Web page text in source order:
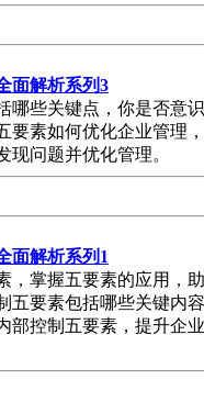
面解析系列3
哪些关键点，你是否意
要素如何优化企业管理
现问题并优化管理。
面解析系列1
，掌握五要素的应用，
五要素包括哪些关键内
部控制五要素，提升企